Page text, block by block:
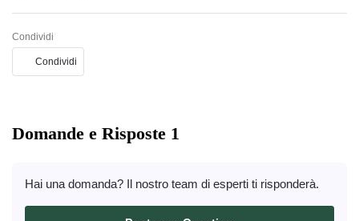
Condividi
Condividi
Domande e Risposte 1
Hai una domanda? Il nostro team di esperti ti risponderà.